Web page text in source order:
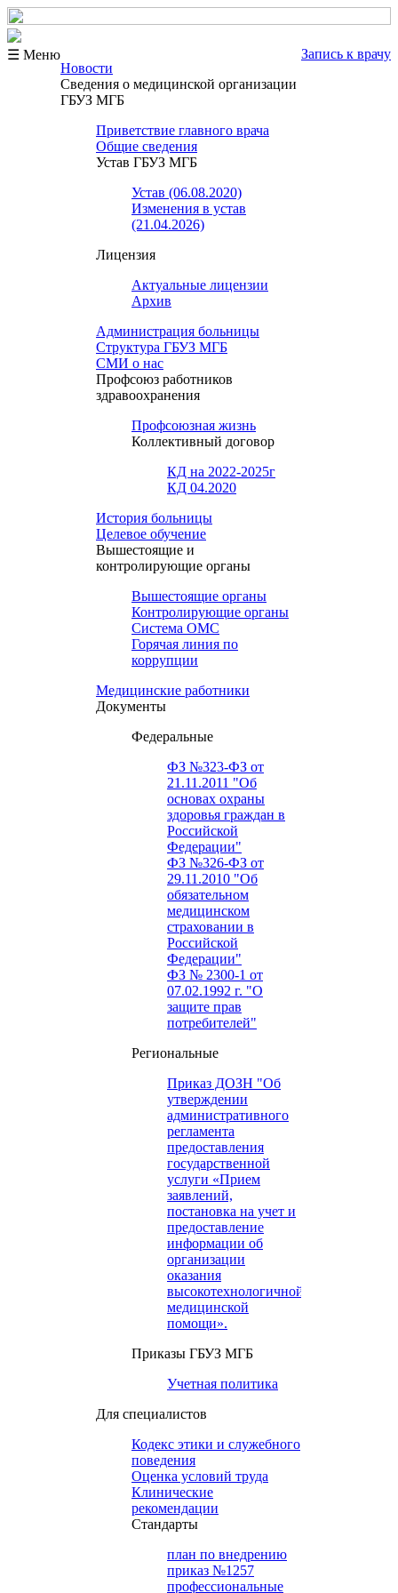
☰ Меню
Запись к врачу
Новости
Сведения о медицинской организации
ГБУЗ МГБ
Приветствие главного врача
Общие сведения
Устав ГБУЗ МГБ
Устав (06.08.2020)
Изменения в устав
(21.04.2026)
Лицензия
Актуальные лицензии
Архив
Администрация больницы
Структура ГБУЗ МГБ
СМИ о нас
Профсоюз работников
здравоохранения
Профсоюзная жизнь
Коллективный договор
КД на 2022-2025г
КД 04.2020
История больницы
Целевое обучение
Вышестоящие и
контролирующие органы
Вышестоящие органы
Контролирующие органы
Система ОМС
Горячая линия по
коррупции
Медицинские работники
Документы
Федеральные
ФЗ №323-ФЗ от
21.11.2011 "Об
основах охраны
здоровья граждан в
Российской
Федерации"
ФЗ №326-ФЗ от
29.11.2010 "Об
обязательном
медицинском
страховании в
Российской
Федерации"
ФЗ № 2300-1 от
07.02.1992 г. "О
защите прав
потребителей"
Региональные
Приказ ДОЗН "Об
утверждении
административного
регламента
предоставления
государственной
услуги «Прием
заявлений,
постановка на учет и
предоставление
информации об
организации
оказания
высокотехнологичной
медицинской
помощи».
Приказы ГБУЗ МГБ
Учетная политика
Для специалистов
Кодекс этики и служебного
поведения
Оценка условий труда
Клинические
рекомендации
Cтандарты
план по внедрению
приказ №1257
профессиональные